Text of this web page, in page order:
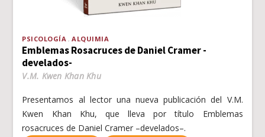
PSICOLOGÍA ALQUIMIA
Emblemas Rosacruces de Daniel Cramer -
develados-
V.M. Kwen Khan Khu
Presentamos al lector una nueva publicación del V.M.
Kwen Khan Khu, que lleva por título Emblemas
rosacruces de Daniel Cramer –develados–.